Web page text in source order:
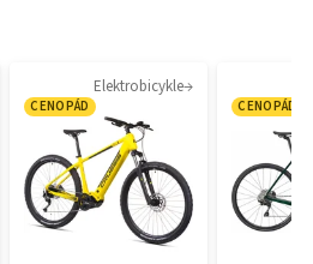
Elektrobicykle
CENOPÁD CENOPÁD